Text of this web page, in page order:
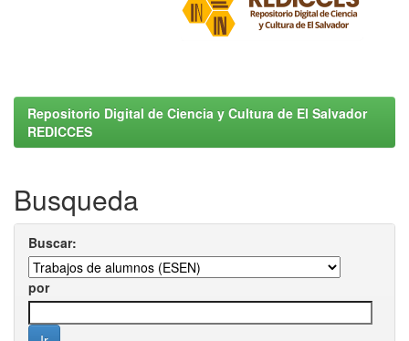
Repositorio Digital de Ciencia y Cultura de El Salvador
REDICCES
Busqueda
Buscar:
por